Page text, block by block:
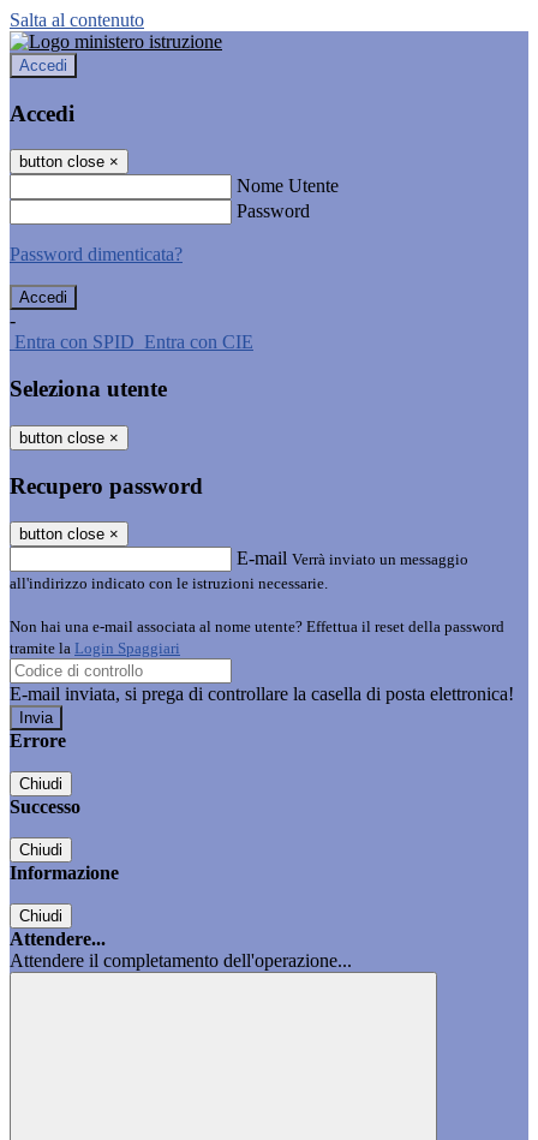
Salta al contenuto
Accedi
Accedi
button close ×
Nome Utente
Password
Password dimenticata?
-
Entra con SPID Entra con CIE
Seleziona utente
button close ×
Recupero password
button close ×
E-mail Verrà inviato un messaggio
all'indirizzo indicato con le istruzioni necessarie.
Non hai una e-mail associata al nome utente? Effettua il reset della password
tramite la Login Spaggiari
E-mail inviata, si prega di controllare la casella di posta elettronica!
Errore
Chiudi
Successo
Chiudi
Informazione
Chiudi
Attendere...
Attendere il completamento dell'operazione...